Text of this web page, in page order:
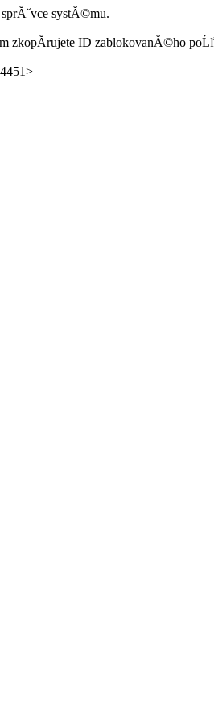
systĂ©mu.
zkopĂ­rujete ID zablokovanĂ©ho